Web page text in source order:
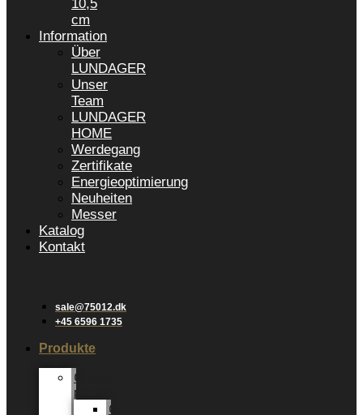
10,5
cm
Information
Über
LUNDAGER
Unser
Team
LUNDAGER
HOME
Werdegang
Zertifikate
Energieoptimierung
Neuheiten
Messer
Katalog
Kontakt
sale@75012.dk
+45 6596 1735
Produkte
Groene
planten
Grünpflanzen